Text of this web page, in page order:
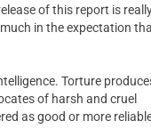
of this report is
in the expectation
Torture
of harsh and cruel
as good or more